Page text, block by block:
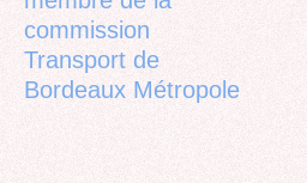
commission
Transport de
Bordeaux Métropole